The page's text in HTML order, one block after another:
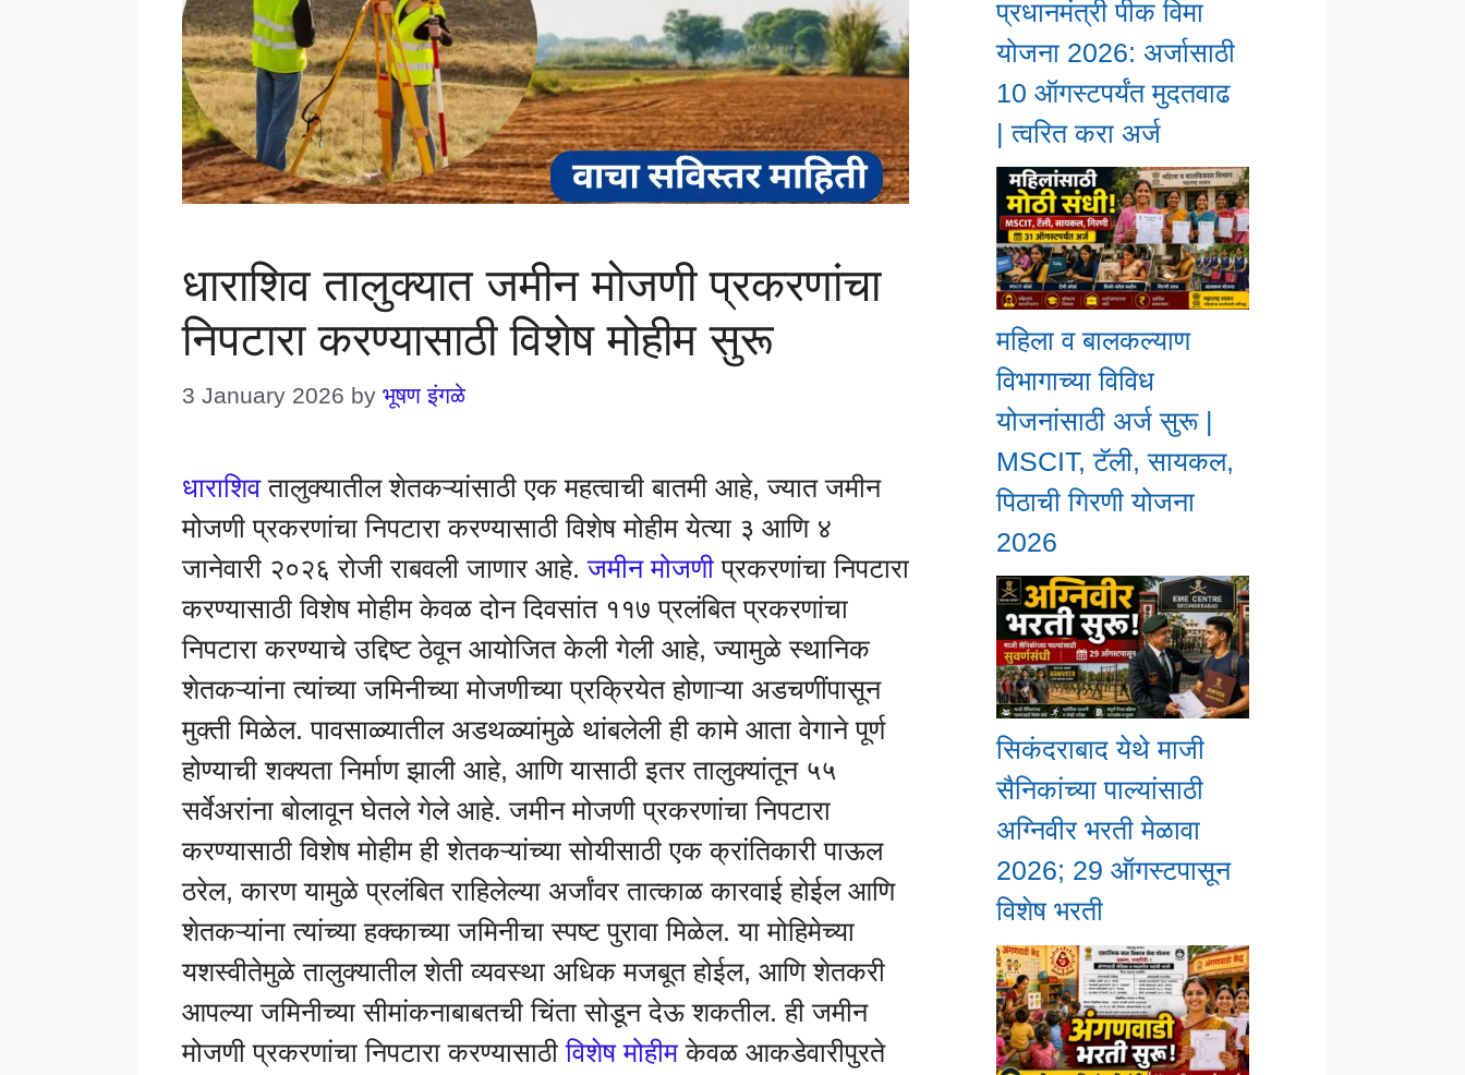
धाराशिव तालुक्यात जमीन मोजणी प्रकरणांचा
निपटारा करण्यासाठी विशेष मोहीम सुरू
3 January 2026 by भूषण इंगळे
धाराशिवतालुक्यातील शेतकऱ्यांसाठी एक महत्वाची बातमी आहे, ज्यात जमीन
मोजणी प्रकरणांचा निपटारा करण्यासाठी विशेष मोहीम येत्या ३ आणि ४
जानेवारी २०२६ रोजी राबवली जाणार आहे.जमीन मोजणी प्रकरणांचा निपटारा
करण्यासाठी विशेष मोहीम केवळ दोन दिवसांत ११७ प्रलंबित प्रकरणांचा
निपटारा करण्याचे उद्दिष्ट ठेवून आयोजित केली गेली आहे, ज्यामुळे स्थानिक
शेतकऱ्यांना त्यांच्या जमिनीच्या मोजणीच्या प्रक्रियेत होणाऱ्या अडचणींपासून
मुक्ती मिळेल. पावसाळ्यातील अडथळ्यांमुळे थांबलेली ही कामे आता वेगाने पूर्ण
होण्याची शक्यता निर्माण झाली आहे, आणि यासाठी इतर तालुक्यांतून ५५
सर्वेअरांना बोलावून घेतले गेले आहे. जमीन मोजणी प्रकरणांचा निपटारा
करण्यासाठी विशेष मोहीम ही शेतकऱ्यांच्या सोयीसाठी एक क्रांतिकारी पाऊल
ठरेल, कारण यामुळे प्रलंबित राहिलेल्या अर्जांवर तात्काळ कारवाई होईल आणि
शेतकऱ्यांना त्यांच्या हक्काच्या जमिनीचा स्पष्ट पुरावा मिळेल. या मोहिमेच्या
यशस्वीतेमुळे तालुक्यातील शेती व्यवस्था अधिक मजबूत होईल, आणि शेतकरी
आपल्या जमिनीच्या सीमांकनाबाबतची चिंता सोडून देऊ शकतील. ही जमीन
मोजणी प्रकरणांचा निपटारा करण्यासाठीविशेष मोहीमकेवळ आकडेवारीपुरते
प्रधानमंत्री पीक विमा
योजना 2026: अर्जासाठी
10 ऑगस्टपर्यंत मुदतवाढ
| त्वरित करा अर्ज
महिला व बालकल्याण
विभागाच्या विविध
योजनांसाठी अर्ज सुरू |
MSCIT, टॅली, सायकल,
पिठाची गिरणी योजना
2026
सिकंदराबाद येथे माजी
सैनिकांच्या पाल्यांसाठी
अग्निवीर भरती मेळावा
2026; 29 ऑगस्टपासून
विशेष भरती